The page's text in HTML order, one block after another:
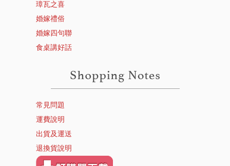
璋瓦之喜
婚嫁禮俗
婚嫁四句聯
食桌講好話
常見問題
運費說明
出貨及運送
退換貨說明